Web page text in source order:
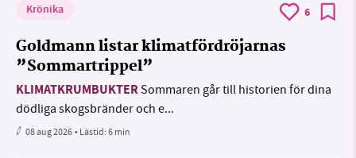
Krönika 6
Goldmann listar klimatfördröjarnas
”Sommartrippel”
KLIMATKRUMBUKTERSommaren går till historien för dina
dödliga skogsbränder och e...
08 aug 2026• Lästid:6 min